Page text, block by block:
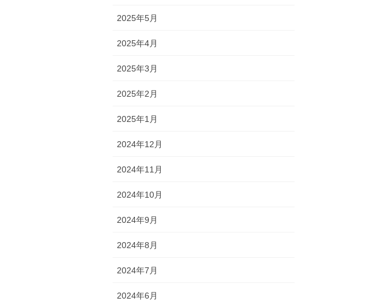
2025年5月
2025年4月
2025年3月
2025年2月
2025年1月
2024年12月
2024年11月
2024年10月
2024年9月
2024年8月
2024年7月
2024年6月